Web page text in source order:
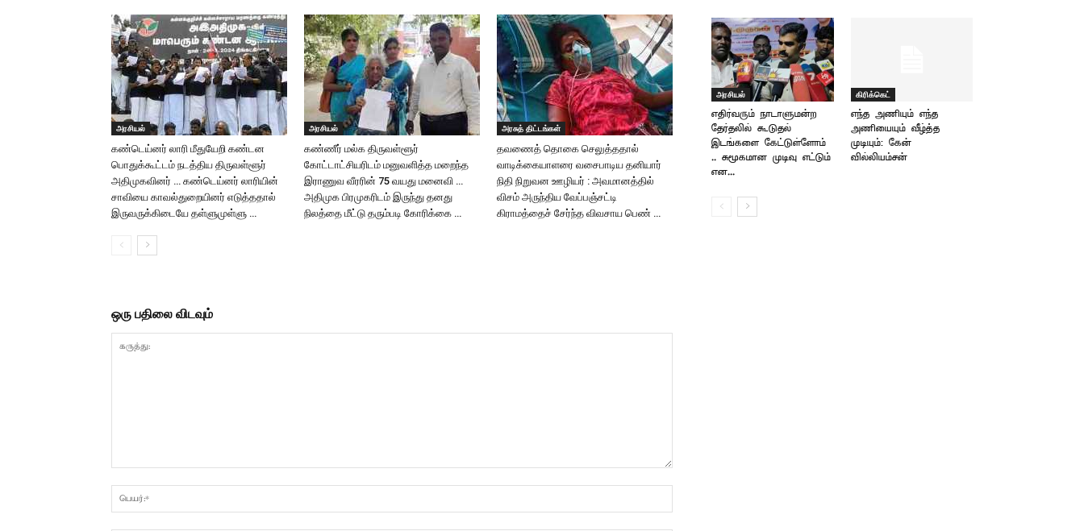
அரசியல்
கண்டெய்னர் லாரி மீதுயேறி கண்டன
பொதுக்கூட்டம் நடத்திய திருவள்ளூர்
அதிமுகவினர் … கண்டெய்னர் லாரியின்
சாவியை காவல்துறையினர் எடுத்ததால்
இருவருக்கிடையே தள்ளுமுள்ளு …
அரசியல்
கண்ணீர் மல்க திருவள்ளூர்
கோட்டாட்சியரிடம் மனுவளித்த மறைந்த
இராணுவ வீரரின் 75 வயது மனைவி …
அதிமுக பிரமுகரிடம் இருந்து தனது
நிலத்தை மீட்டு தரும்படி கோரிக்கை …
அரசுத் திட்டங்கள்
தவணைத் தொகை செலுத்ததால்
வாடிக்கையாளரை வசைபாடிய தனியார்
நிதி நிறுவன ஊழியர் : அவமானத்தில்
விசம் அருந்திய வேப்பஞ்சட்டி
கிராமத்தைச் சேர்ந்த விவசாய பெண் …
ஒரு பதிலை விடவும்
அரசியல்
எதிர்வரும் நாடாளுமன்ற
தேர்தலில் கூடுதல்
இடங்களை கேட்டுள்ளோம்
.. சுமூகமான முடிவு எட்டும்
என...
கிரிக்கெட்
எந்த அணியும் எந்த
அணியையும் வீழ்த்த
முடியும்: கேன்
வில்லியம்சன்